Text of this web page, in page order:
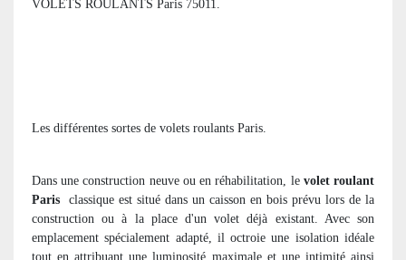
VOLETS ROULANTS Paris 75011.
Les différentes sortes de volets roulants Paris.
Dans une construction neuve ou en réhabilitation, le volet roulant
Paris
classique est situé dans un caisson en bois prévu lors de la
construction ou à la place d'un volet déjà existant. Avec son
emplacement spécialement adapté, il octroie une isolation idéale
tout en attribuant une luminosité maximale et une intimité ainsi